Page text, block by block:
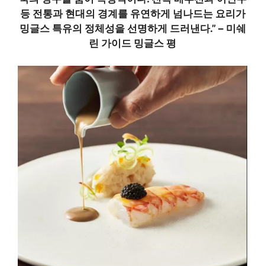
등 전통과 현대의 경계를 유연하게 넘나드는 요리가
밍글스 특유의 정체성을 선명하게 드러낸다.” – 미쉐
린 가이드 밍글스 평